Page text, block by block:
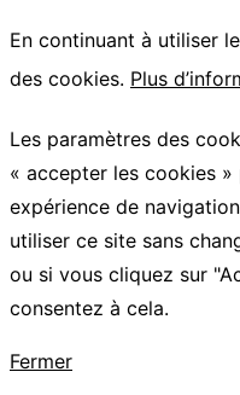
En continuant à utiliser
des cookies. Plus
Les paramètres des
« accepter les cookies
expérience de
utiliser ce site sans
ou si vous cliquez sur
consentez à cela.
Fermer